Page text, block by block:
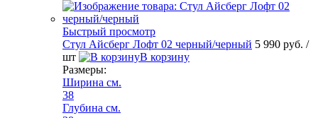
Быстрый просмотр
Стул Айсберг Лофт 02 черный/черный 5 990 руб. /
шт
В корзину
Размеры:
Ширина см.
38
Глубина см.